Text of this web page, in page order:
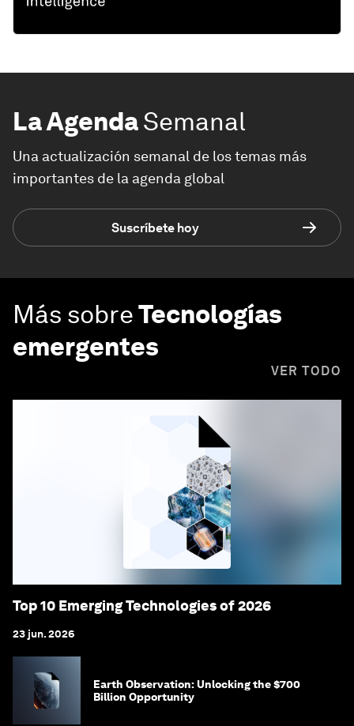
La AgendaSemanal
Una actualización semanal de los temas más
importantes de la agenda global
Suscríbete hoy
Más sobreTecnologías
emergentes
VER TODO
Top 10 Emerging Technologies of 2026
23 jun. 2026
Earth Observation: Unlocking the $700
Billion Opportunity